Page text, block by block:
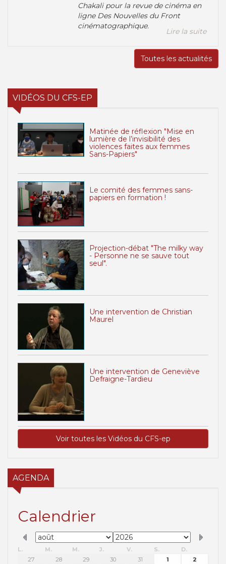
Chakali pour la revue de cinéma en
ligne Des Nouvelles du Front
cinématographique.
Lire la suite
Toutes les actualités
VIDÉOS DU CFS-EP
Matinée de réflexion "Mise en
lumière de l’invisibilité des
violences faites aux femmes
Sans-Papiers"
Le comité des femmes sans-
papiers en formation !
Projection-débat "The milky way
- Personne ne se sauve tout
seul".
Une intervention de Christian
Maurel
Une intervention de Geneviève
Defraigne-Tardieu
Voir toutes les Vidéos du CFS-ep
AGENDA
Calendrier
L. M. M. J. V. S.
D.
27
28 29 30 31 1
2